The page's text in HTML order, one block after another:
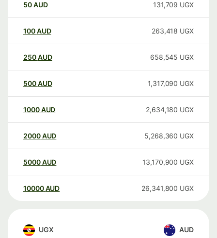
50AUD 131,709 UGX
100AUD 263,418 UGX
250AUD 658,545 UGX
500AUD 1,317,090 UGX
1000AUD 2,634,180 UGX
2000AUD 5,268,360 UGX
5000AUD 13,170,900 UGX
10000 AUD 26,341,800 UGX
UGX AUD